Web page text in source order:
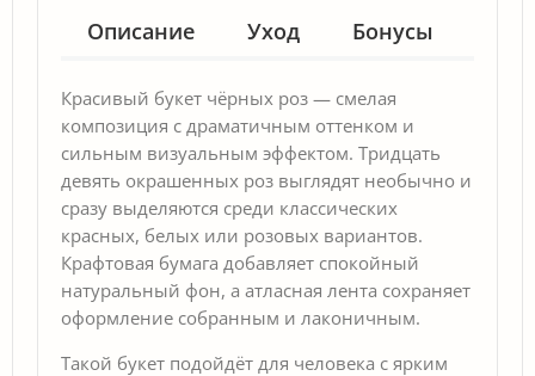
Описание Уход Бонусы
Красивый букет чёрных роз — смелая
композиция с драматичным оттенком и
сильным визуальным эффектом. Тридцать
девять окрашенных роз выглядят необычно и
сразу выделяются среди классических
красных, белых или розовых вариантов.
Крафтовая бумага добавляет спокойный
натуральный фон, а атласная лента сохраняет
оформление собранным и лаконичным.
Такой букет подойдёт для человека с ярким